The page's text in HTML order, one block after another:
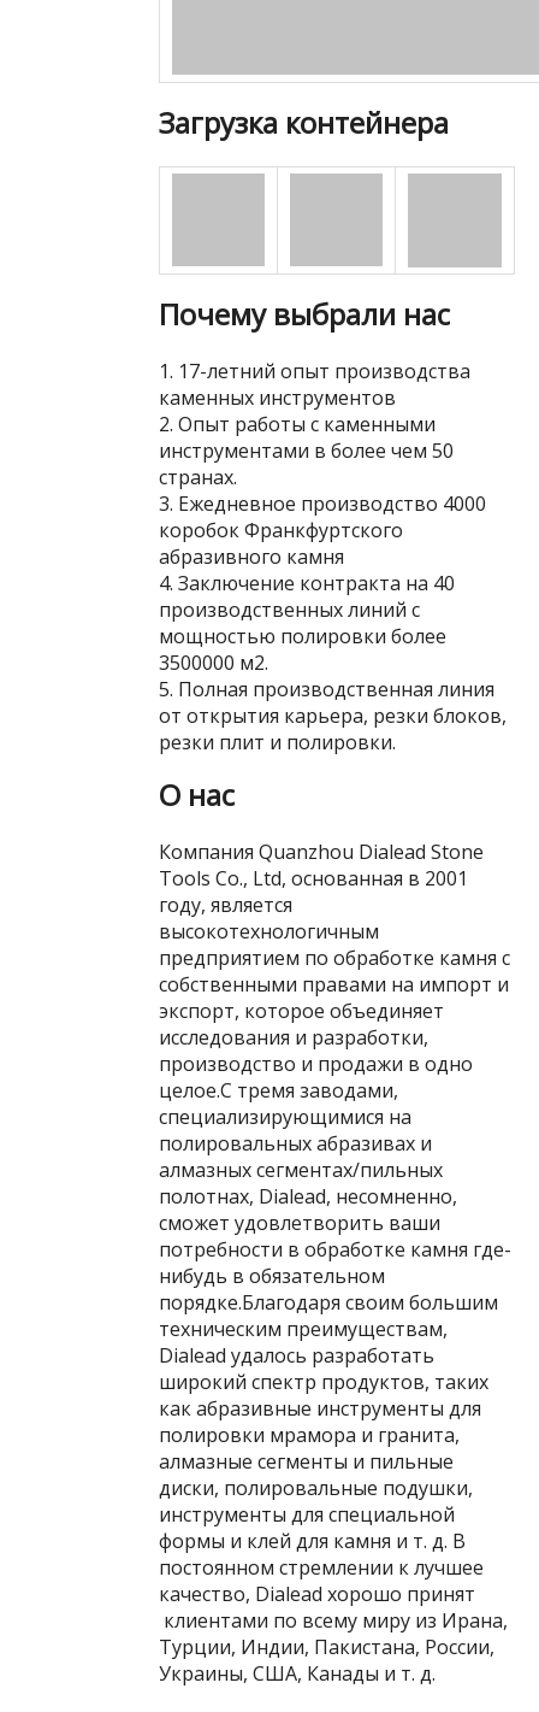
Загрузка контейнера
Почему выбрали нас
1. 17-летний опыт производства
каменных инструментов
2. Опыт работы с каменными
инструментами в более чем 50
странах.
3. Ежедневное производство 4000
коробок Франкфуртского
абразивного камня
4. Заключение контракта на 40
производственных линий с
мощностью полировки более
3500000 м2.
5. Полная производственная линия
от открытия карьера, резки блоков,
резки плит и полировки.
О нас
Компания Quanzhou Dialead Stone
Tools Co., Ltd, основанная в 2001
году, является
высокотехнологичным
предприятием по обработке камня с
собственными правами на импорт и
экспорт, которое объединяет
исследования и разработки,
производство и продажи в одно
целое.С тремя заводами,
специализирующимися на
полировальных абразивах и
алмазных сегментах/пильных
полотнах, Dialead, несомненно,
сможет удовлетворить ваши
потребности в обработке камня где-
нибудь в обязательном
порядке.Благодаря своим большим
техническим преимуществам,
Dialead удалось разработать
широкий спектр продуктов, таких
как абразивные инструменты для
полировки мрамора и гранита,
алмазные сегменты и пильные
диски, полировальные подушки,
инструменты для специальной
формы и клей для камня и т. д. В
постоянном стремлении к лучшее
качество, Dialead хорошо принят
клиентами по всему миру из Ирана,
Турции, Индии, Пакистана, России,
Украины, США, Канады и т. д.